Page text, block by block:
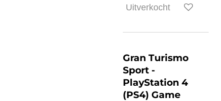
Uitverkocht
Gran Turismo
Sport -
PlayStation 4
(PS4) Game